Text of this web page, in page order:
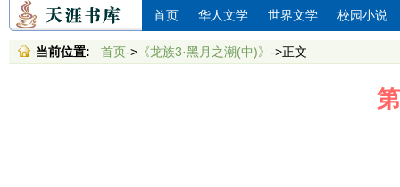
首页 华人文学 世界文学 校园小说
当前位置: 首页-> 《龙族3·黑月之潮(中)》 ->正文